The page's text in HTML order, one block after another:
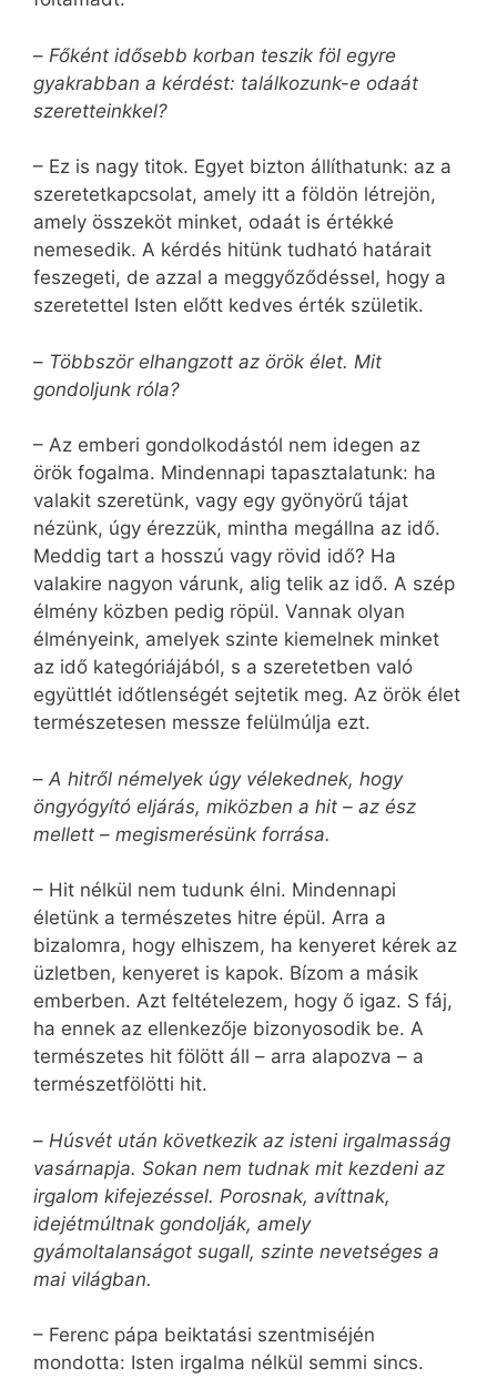
– Főként idősebb korban teszik föl egyre
gyakrabban a kérdést: találkozunk-e odaát
szeretteinkkel?
– Ez is nagy titok. Egyet bizton állíthatunk: az a
szeretetkapcsolat, amely itt a földön létrejön,
amely összeköt minket, odaát is értékké
nemesedik. A kérdés hitünk tudható határait
feszegeti, de azzal a meggyőződéssel, hogy a
szeretettel Isten előtt kedves érték születik.
– Többször elhangzott az örök élet. Mit
gondoljunk róla?
– Az emberi gondolkodástól nem idegen az
örök fogalma. Mindennapi tapasztalatunk: ha
valakit szeretünk, vagy egy gyönyörű tájat
nézünk, úgy érezzük, mintha megállna az idő.
Meddig tart a hosszú vagy rövid idő? Ha
valakire nagyon várunk, alig telik az idő. A szép
élmény közben pedig röpül. Vannak olyan
élményeink, amelyek szinte kiemelnek minket
az idő kategóriájából, s a szeretetben való
együttlét időtlenségét sejtetik meg. Az örök élet
természetesen messze felülmúlja ezt.
– A hitről némelyek úgy vélekednek, hogy
öngyógyító eljárás, miközben a hit – az ész
mellett – megismerésünk forrása.
– Hit nélkül nem tudunk élni. Mindennapi
életünk a természetes hitre épül. Arra a
bizalomra, hogy elhiszem, ha kenyeret kérek az
üzletben, kenyeret is kapok. Bízom a másik
emberben. Azt feltételezem, hogy ő igaz. S fáj,
ha ennek az ellenkezője bizonyosodik be. A
természetes hit fölött áll – arra alapozva – a
természetfölötti hit.
– Húsvét után következik az isteni irgalmasság
vasárnapja. Sokan nem tudnak mit kezdeni az
irgalom kifejezéssel. Porosnak, avíttnak,
idejétmúltnak gondolják, amely
gyámoltalanságot sugall, szinte nevetséges a
mai világban.
– Ferenc pápa beiktatási szentmiséjén
mondotta: Isten irgalma nélkül semmi sincs.